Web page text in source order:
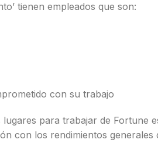
tienen empleados que son:
con su trabajo
para trabajar de Fortune
con los rendimientos generales